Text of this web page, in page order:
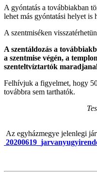
A gyóntatás a továbbiakban
lehet más gyóntatási helyet is
A szentmiséken
A szentáldozás a
a szentmise végén, a
szenteltvíztartók
Felhívjuk a figyelmet, hogy
továbbra sem tarthatók.
Az egyházmegye jelenlegi